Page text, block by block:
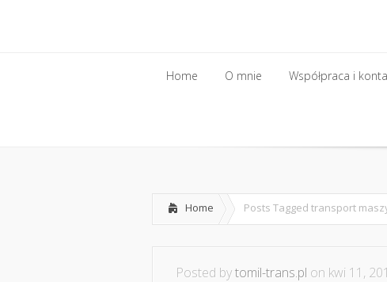
Home O mnie Współpraca i
Home Posts Tagged transport
Posted bytomil-trans.pl on kwi 11,